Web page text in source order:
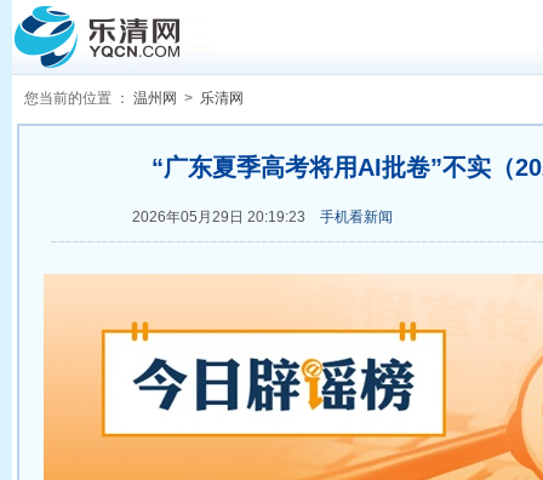
您当前的位置 ： 温州网 > 乐清网
“广东夏季高考将用AI批卷”不实（
2026年05月29日 20:19:23 手机看新闻